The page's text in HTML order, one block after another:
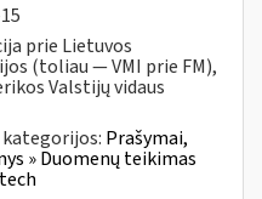
prie Lietuvos
(toliau — VMI prie FM),
Valstijų vidaus
Prašymai,
» Duomenų teikimas